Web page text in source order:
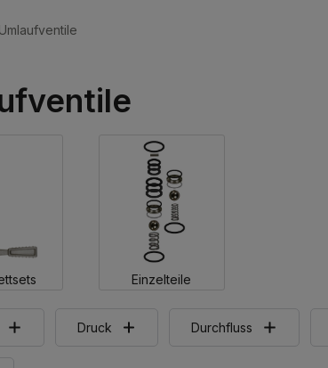
Umlaufventile
Einzelteile
Druck Durchfluss